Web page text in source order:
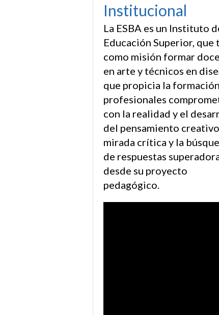
Institucional
La ESBA es un Instituto
Educación Superior, que
como misión formar
en arte y técnicos en
que propicia la
profesionales
con la realidad y el
del pensamiento
mirada crítica y la
de respuestas
desde su proyecto
pedagógico.